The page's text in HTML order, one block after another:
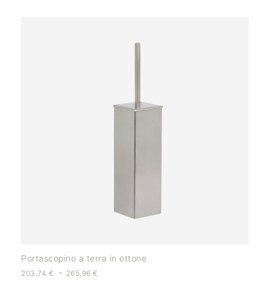
Portascopino a terra in ottone
203,74 € - 265,96€